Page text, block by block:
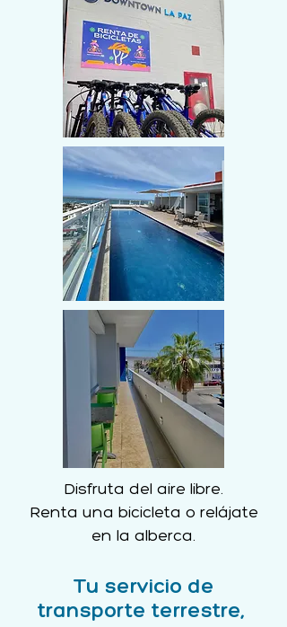
Disfruta del aire libre.
Renta una bicicleta o relájate
en la alberca.
Tu servicio de
transporte terrestre,